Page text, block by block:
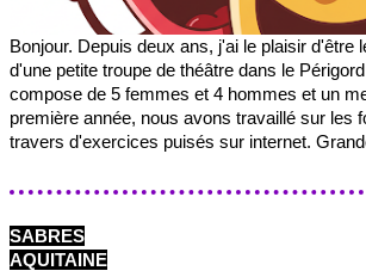
Bonjour. Depuis deux ans, j'ai le plaisir d'être
d'une petite troupe de théâtre dans le
compose de 5 femmes et 4 hommes et un
première année, nous avons travaillé sur les
travers d'exercices puisés sur internet.
SABRES
AQUITAINE